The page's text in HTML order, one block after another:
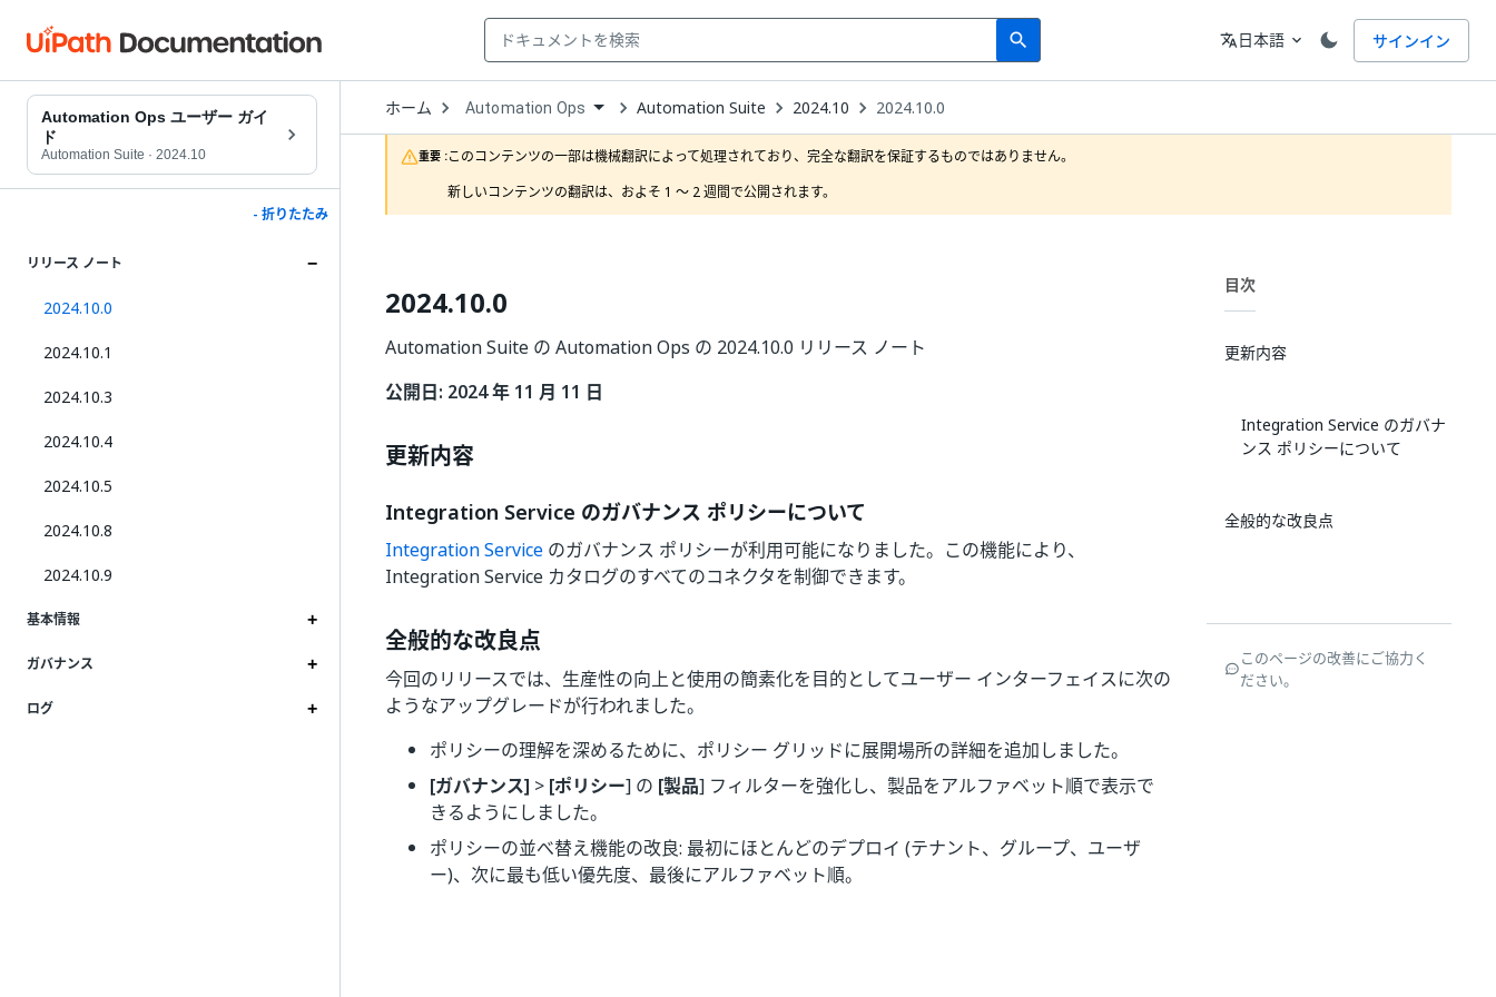
search
Search 言語
translate日本語 expand_more サインイン
Automation Ops ユーザー ガイ
ド
Automation Suite · 2024.10
- 折りたたみ
リリース ノート
2024.10.0
2024.10.1
2024.10.3
2024.10.4
2024.10.5
2024.10.8
2024.10.9
基本情報
ガバナンス
ログ
ホーム Open
Dropdown
to
choose
product
Automation Ops Automation Suite 2024.10 2024.10.0
重要 :このコンテンツの一部は機械翻訳によって処理されており、完全な翻訳を保証するものではありません。
新しいコンテンツの翻訳は、およそ 1 ～ 2 週間で公開されます。
2024.10.0
Automation Suite の Automation Ops の 2024.10.0 リリース ノート
公開日: 2024 年 11 月 11 日
更新内容
Integration Service のガバナンス ポリシーについて
Integration Service のガバナンス ポリシーが利用可能になりました。この機能により、
Integration Service カタログのすべてのコネクタを制御できます。
全般的な改良点
今回のリリースでは、生産性の向上と使用の簡素化を目的としてユーザー インターフェイスに次の
ようなアップグレードが行われました。
ポリシーの理解を深めるために、ポリシー グリッドに展開場所の詳細を追加しました。
[ガバナンス] > [ポリシー] の [製品] フィルターを強化し、製品をアルファベット順で表示で
きるようにしました。
ポリシーの並べ替え機能の改良: 最初にほとんどのデプロイ (テナント、グループ、ユーザ
ー)、次に最も低い優先度、最後にアルファベット順。
目次
更新内容
Integration Service のガバナ
ンス ポリシーについて
全般的な改良点
このページの改善にご協力く
ださい。